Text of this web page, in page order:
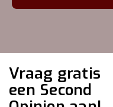
Vraag gratis
een Second